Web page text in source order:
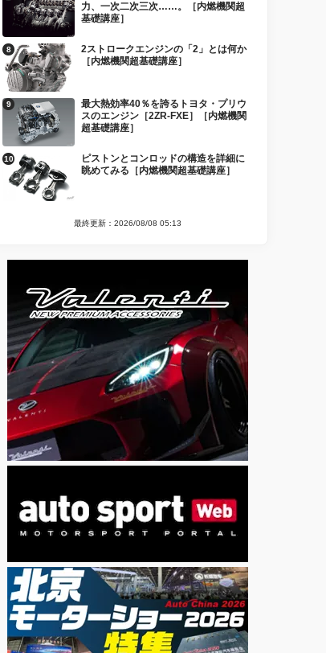
力、一次二次三次……。［内燃機関超
基礎講座］
2ストロークエンジンの「2」とは何か
［内燃機関超基礎講座］
最大熱効率40％を誇るトヨタ・プリウ
スのエンジン［2ZR-FXE］［内燃機関
超基礎講座］
ピストンとコンロッドの構造を詳細に
眺めてみる［内燃機関超基礎講座］
最終更新：2026/08/08 05:13